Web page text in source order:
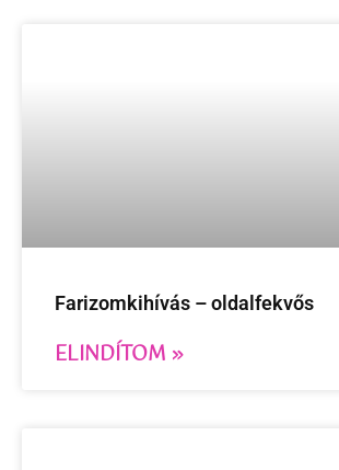
Farizomkihívás – oldalfekvős
ELINDÍTOM »